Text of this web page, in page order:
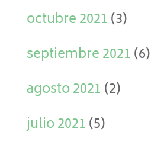
octubre 2021 (3)
septiembre 2021 (6)
agosto 2021 (2)
julio 2021 (5)